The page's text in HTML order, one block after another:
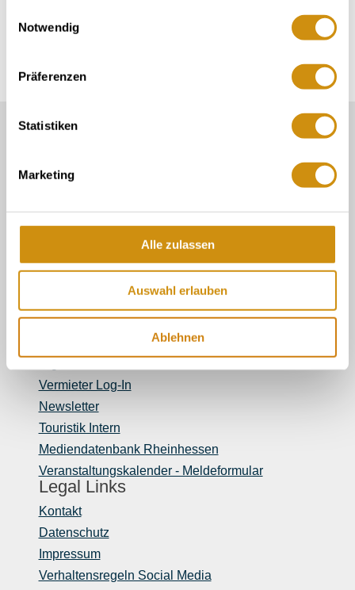
Notwendig
Präferenzen
Statistiken
Marketing
Alle zulassen
Auswahl erlauben
Ablehnen
Unser Servicekontakt:
Ihnen gerne weiter!
06132/710 009 200
touristinformation@ikum-ingelheim.de
Buchung & Service
Vermieter Log-In
Newsletter
Touristik Intern
Mediendatenbank Rheinhessen
Veranstaltungskalender - Meldeformular
Legal Links
Kontakt
Datenschutz
Impressum
Verhaltensregeln Social Media